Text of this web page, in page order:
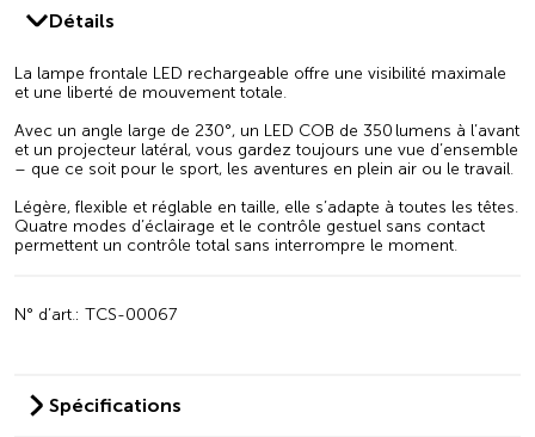
Détails
La lampe frontale LED rechargeable offre une visibilité maximale
et une liberté de mouvement totale.
Avec un angle large de 230°, un LED COB de 350 lumens à l’avant
et un projecteur latéral, vous gardez toujours une vue d’ensemble
– que ce soit pour le sport, les aventures en plein air ou le travail.
Légère, flexible et réglable en taille, elle s’adapte à toutes les têtes.
Quatre modes d’éclairage et le contrôle gestuel sans contact
permettent un contrôle total sans interrompre le moment.
N° d’art.: TCS-00067
Spécifications